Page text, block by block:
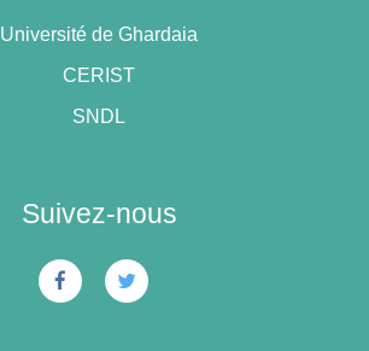
Université de Ghardaia
CERIST
SNDL
Suivez-nous